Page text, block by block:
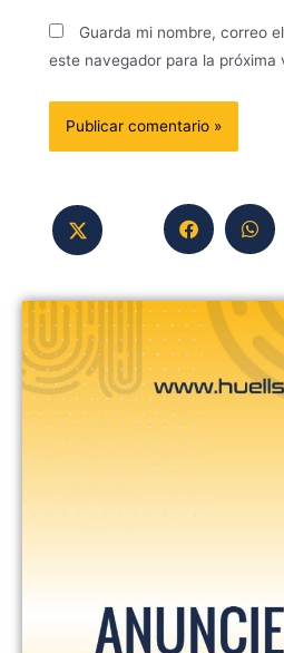
Guarda mi nombre, correo
este navegador para la próxima